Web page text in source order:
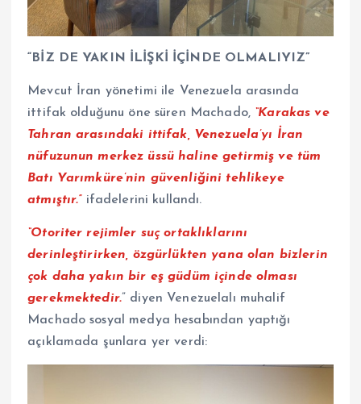
“BİZ DE YAKIN İLİŞKİ İÇİNDE OLMALIYIZ”
Mevcut İran yönetimi ile Venezuela arasında
ittifak olduğunu öne süren Machado, “Karakas ve
Tahran arasındaki ittifak, Venezuela’yı İran
nüfuzunun merkez üssü haline getirmiş ve tüm
Batı Yarımküre’nin güvenliğini tehlikeye
atmıştır.”ifadelerini kullandı.
“Otoriter rejimler suç ortaklıklarını
derinleştirirken, özgürlükten yana olan bizlerin
çok daha yakın bir eş güdüm içinde olması
gerekmektedir.” diyen Venezuelalı muhalif
Machado sosyal medya hesabından yaptığı
açıklamada şunlara yer verdi: